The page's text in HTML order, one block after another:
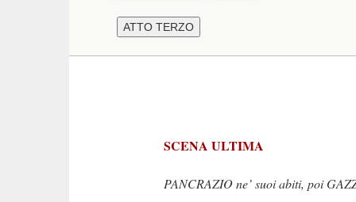
SCENA ULTIMA
PANCRAZIO ne’ suoi abiti, poi